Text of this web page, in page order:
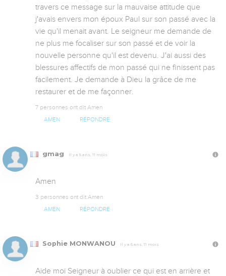
travers ce message sur la mauvaise attitude que
j'avais envers mon époux Paul sur son passé avec la
vie qu'il menait avant. Le seigneur me demande de
ne plus me focaliser sur son passé et de voir la
nouvelle personne qu'il est devenu. J'ai aussi des
blessures affectifs de mon passé qui ne finissent pas
facilement. Je demande à Dieu la grâce de me
restaurer et de me façonner.
7 personnes ont dit Amen
AMEN RÉPONDRE
gmag Il y a 5 ans, 11 mois
Amen
3 personnes ont dit Amen
AMEN RÉPONDRE
Sophie MONWANOU Il y a 5 ans, 11 mois
Aide moi Seigneur à oublier ce qui est en arrière et